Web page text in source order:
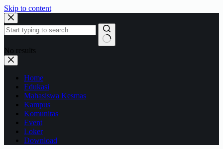
Skip to content
No results
Home
Edukasi
Mahasiswa Kesmas
Kampus
Komunitas
Event
Loker
Download